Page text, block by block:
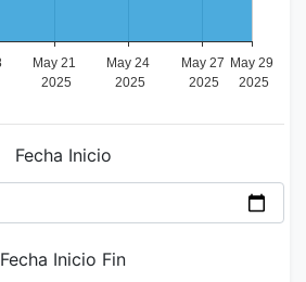
Fecha Inicio
Fecha Inicio Fin